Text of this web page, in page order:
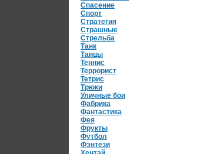
Спасение
Спорт
Стратегия
Страшные
Стрельба
Танк
Танцы
Теннис
Террорист
Тетрис
Трюки
Уличные бои
Фабрика
Фантастика
Фея
Фрукты
Футбол
Фэнтези